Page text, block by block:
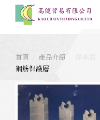
首頁 產品介紹
鋼筋保護層